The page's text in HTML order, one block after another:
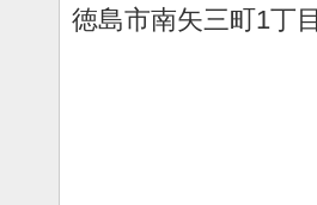
徳島市南矢三町1丁